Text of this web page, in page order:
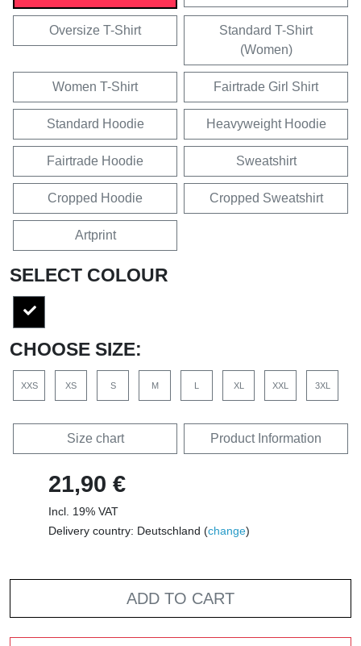
Oversize T-Shirt
Standard T-Shirt
(Women)
Women T-Shirt Fairtrade Girl Shirt
Standard Hoodie Heavyweight Hoodie
Fairtrade Hoodie Sweatshirt
Cropped Hoodie Cropped Sweatshirt
Artprint
SELECT COLOUR
CHOOSE SIZE:
XXS XS S M L XL XXL 3XL
Size chart Product Information
21,90 €
Incl. 19% VAT
Delivery country: Deutschland (change)
ADD TO CART